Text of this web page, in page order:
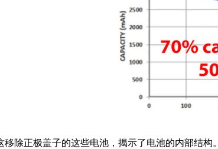
移除正极盖子的这些电池，揭示了电池的内部结构。